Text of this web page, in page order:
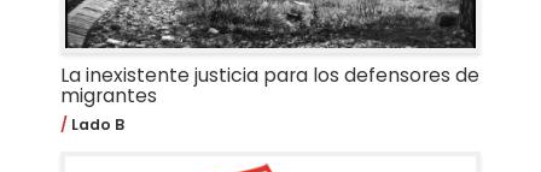
La inexistente justicia para los defensores de
migrantes
Lado B